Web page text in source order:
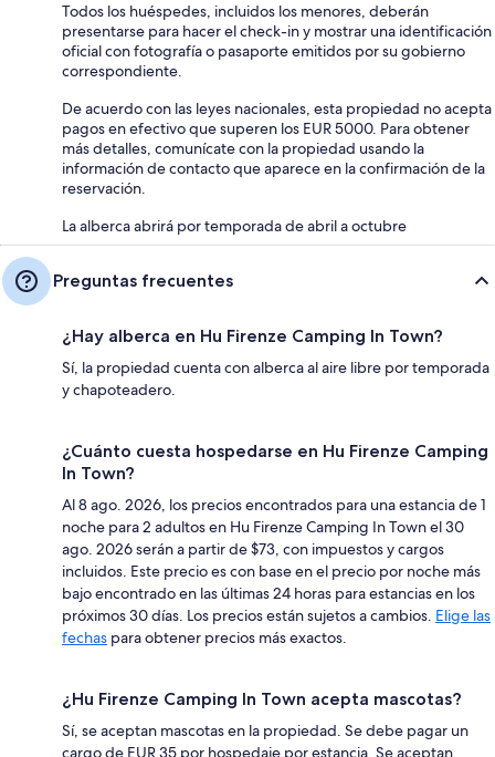
Todos los huéspedes, incluidos los menores, deberán
presentarse para hacer el check-in y mostrar una identificación
oficial con fotografía o pasaporte emitidos por su gobierno
correspondiente.
De acuerdo con las leyes nacionales, esta propiedad no acepta
pagos en efectivo que superen los EUR 5000. Para obtener
más detalles, comunícate con la propiedad usando la
información de contacto que aparece en la confirmación de la
reservación.
La alberca abrirá por temporada de abril a octubre
Preguntas frecuentes
¿Hay alberca en Hu Firenze Camping In Town?
Sí, la propiedad cuenta con alberca al aire libre por temporada
y chapoteadero.
¿Cuánto cuesta hospedarse en Hu Firenze Camping
In Town?
Al 8 ago. 2026, los precios encontrados para una estancia de 1
noche para 2 adultos en Hu Firenze Camping In Town el 30
ago. 2026 serán a partir de $73, con impuestos y cargos
incluidos. Este precio es con base en el precio por noche más
bajo encontrado en las últimas 24 horas para estancias en los
próximos 30 días. Los precios están sujetos a cambios. Elige las
fechas para obtener precios más exactos.
¿Hu Firenze Camping In Town acepta mascotas?
Sí, se aceptan mascotas en la propiedad. Se debe pagar un
cargo de EUR 35 por hospedaje por estancia. Se aceptan